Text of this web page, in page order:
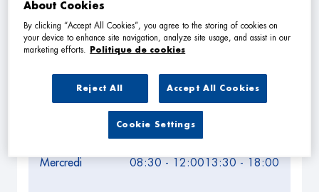
Fermé
08:30 - 12:00
Mercredi 08:30 - 12:00 13:30 - 18:00
NAVIGUER ITINÉRAIRE
About Cookies
By clicking “Accept All Cookies”, you agree to the storing of cookies on
your device to enhance site navigation, analyze site usage, and assist in our
marketing efforts.
Politique de cookies
Reject All Accept All Cookies
Cookie Settings